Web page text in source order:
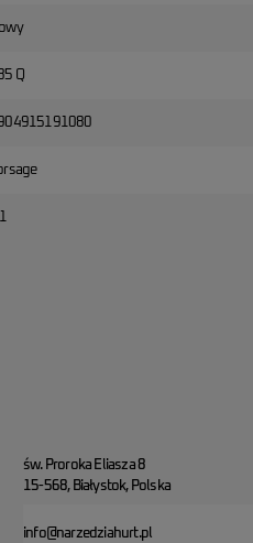
Q
św. Proroka Eliasza 8
15-568, Białystok, Polska
info@narzedziahurt.pl